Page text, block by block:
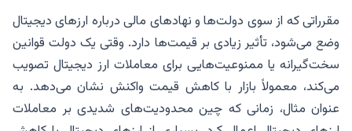
مقرراتی که از سوی دولت‌ها و نهادهای مالی درباره ارزهای دیجیتال
وضع می‌شود، تأثیر زیادی بر قیمت‌ها دارد. وقتی یک دولت قوانین
سخت‌گیرانه یا ممنوعیت‌هایی برای معاملات ارز دیجیتال تصویب
می‌کند، معمولاً بازار با کاهش قیمت واکنش نشان می‌دهد. به
عنوان مثال، زمانی که چین محدودیت‌های شدیدی بر معاملات